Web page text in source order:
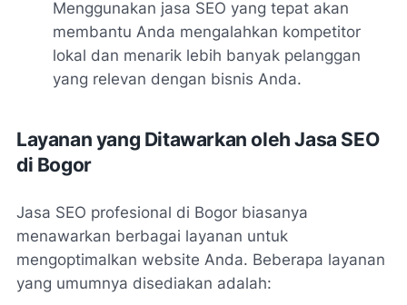
Menggunakan jasa SEO yang tepat akan
membantu Anda mengalahkan kompetitor
lokal dan menarik lebih banyak pelanggan
yang relevan dengan bisnis Anda.
Layanan yang Ditawarkan oleh Jasa SEO
di Bogor
Jasa SEO profesional di Bogor biasanya
menawarkan berbagai layanan untuk
mengoptimalkan website Anda. Beberapa layanan
yang umumnya disediakan adalah: